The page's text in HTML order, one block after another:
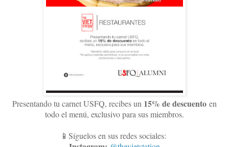
Presentando tu carnet USFQ, recibes un 15% de descuento en
todo el menú, exclusivo para sus miembros.
📱Síguelos en sus redes sociales: